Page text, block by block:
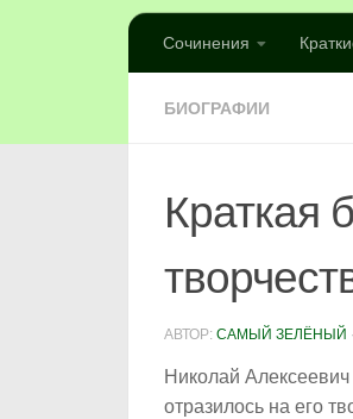
Сочинения
БИОГРАФИИ
Краткая
АВТОР: САМЫЙ ЗЕЛЁНЫЙ
Николай
отразилось на его